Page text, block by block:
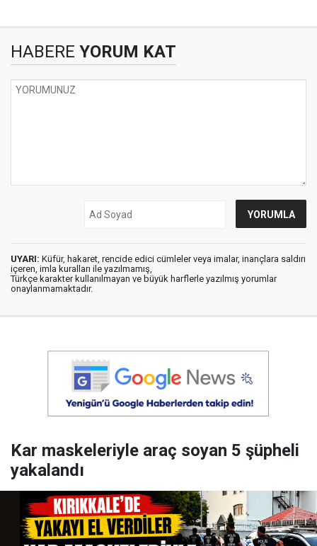
HABERE YORUM KAT
UYARI: Küfür, hakaret, rencide edici cümleler veya imalar, inançlara saldırı
içeren, imla kuralları ile yazılmamış,
Türkçe karakter kullanılmayan ve büyük harflerle yazılmış yorumlar
onaylanmamaktadır.
Kar maskeleriyle araç soyan 5 şüpheli
yakalandı